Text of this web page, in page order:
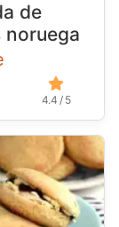
de
noruega
4.4 / 5